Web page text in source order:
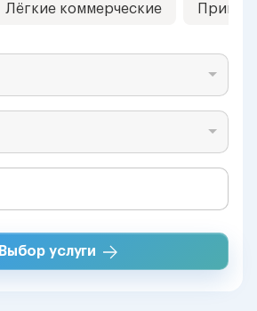
Лёгкие коммерческие
Выбор услуги